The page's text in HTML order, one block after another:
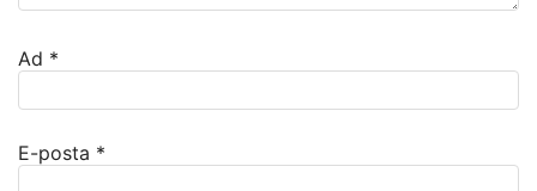
Ad *
E-posta *